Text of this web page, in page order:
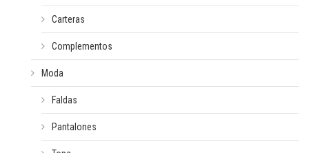
Carteras
Complementos
Moda
Faldas
Pantalones